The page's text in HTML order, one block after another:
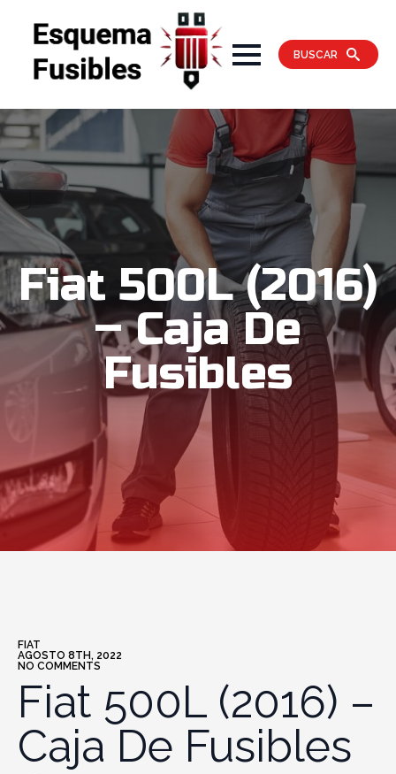
BUSCAR
Fiat 500L (2016)
– Caja De
Fusibles
FIAT
AGOSTO 8TH, 2022
NO COMMENTS
Fiat 500L (2016) –
Caja De Fusibles